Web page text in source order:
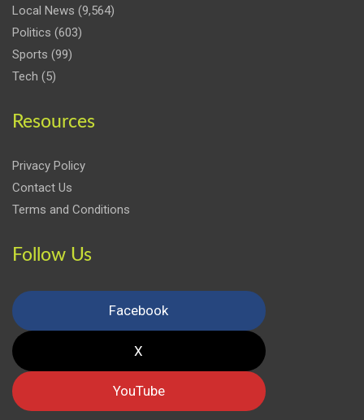
Local News (9,564)
Politics (603)
Sports (99)
Tech (5)
Resources
Privacy Policy
Contact Us
Terms and Conditions
Follow Us
Facebook
X
YouTube